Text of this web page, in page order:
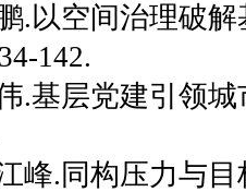
.以空间治理破
142.
.基层党建引领
峰.同构压力与